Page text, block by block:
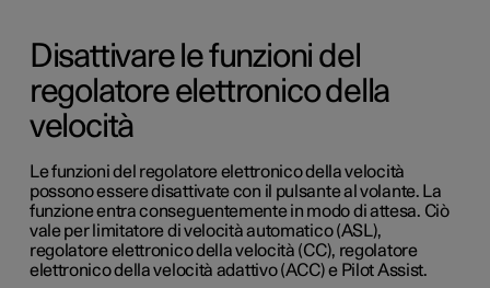
Disattivare le funzioni del
regolatore elettronico della
velocità
Le funzioni del regolatore elettronico della velocità
possono essere disattivate con il pulsante al volante. La
funzione entra conseguentemente in modo di attesa. Ciò
vale per limitatore di velocità automatico (ASL),
regolatore elettronico della velocità (CC), regolatore
elettronico della velocità adattivo (ACC) e Pilot Assist.